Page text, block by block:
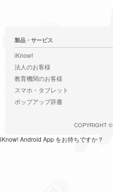
製品・サービス
iKnow!
法人のお客様
教育機関のお客様
スマホ・タブレット
ポップアップ辞書
COPYRIGHT ©
iKnow! Android App をお持ちですか？